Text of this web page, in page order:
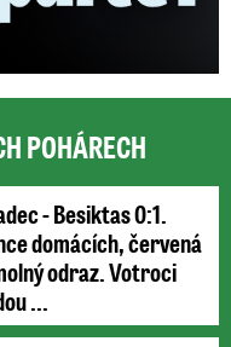
POHÁRECH
- Besiktas 0:1.
domácích, červená
odraz. Votroci
...